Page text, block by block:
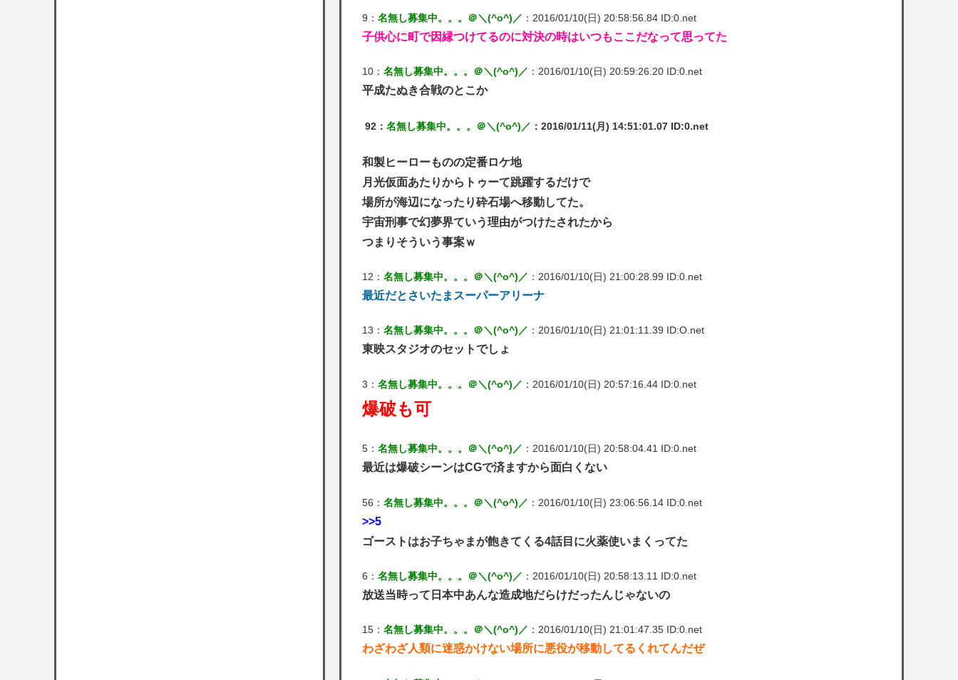
9： 名無し募集中。。。＠＼(^o^)／ ：2016/01/10(日) 20:58:56.84 ID:0.net
子供心に町で因縁つけてるのに対決の時はいつもここだなって思ってた
10： 名無し募集中。。。＠＼(^o^)／ ：2016/01/10(日) 20:59:26.20 ID:0.net
平成たぬき合戦のとこか
92： 名無し募集中。。。＠＼(^o^)／ ：2016/01/11(月) 14:51:01.07 ID:0.net
和製ヒーローものの定番ロケ地
月光仮面あたりからトゥーて跳躍するだけで
場所が海辺になったり砕石場へ移動してた。
宇宙刑事で幻夢界ていう理由がつけたされたから
つまりそういう事案ｗ
12： 名無し募集中。。。＠＼(^o^)／ ：2016/01/10(日) 21:00:28.99 ID:0.net
最近だとさいたまスーパーアリーナ
13： 名無し募集中。。。＠＼(^o^)／ ：2016/01/10(日) 21:01:11.39 ID:O.net
東映スタジオのセットでしょ
3： 名無し募集中。。。＠＼(^o^)／ ：2016/01/10(日) 20:57:16.44 ID:0.net
爆破も可
5： 名無し募集中。。。＠＼(^o^)／ ：2016/01/10(日) 20:58:04.41 ID:0.net
最近は爆破シーンはCGで済ますから面白くない
56： 名無し募集中。。。＠＼(^o^)／ ：2016/01/10(日) 23:06:56.14 ID:0.net
>>5
ゴーストはお子ちゃまが飽きてくる4話目に火薬使いまくってた
6： 名無し募集中。。。＠＼(^o^)／ ：2016/01/10(日) 20:58:13.11 ID:0.net
放送当時って日本中あんな造成地だらけだったんじゃないの
15： 名無し募集中。。。＠＼(^o^)／ ：2016/01/10(日) 21:01:47.35 ID:0.net
わざわざ人類に迷惑かけない場所に悪役が移動してるくれてんだぜ